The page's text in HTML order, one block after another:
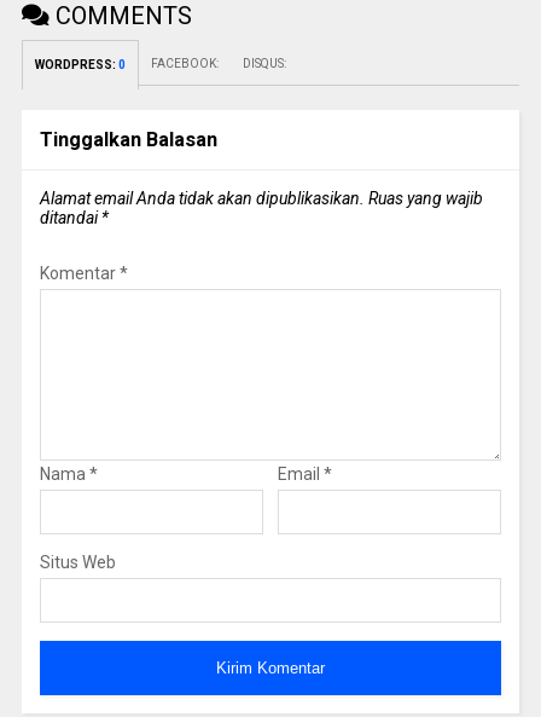
COMMENTS
WORDPRESS: 0 FACEBOOK: DISQUS:
Tinggalkan Balasan
Alamat email Anda tidak akan dipublikasikan. Ruas yang wajib
ditandai*
Komentar*
Nama * Email *
Situs Web